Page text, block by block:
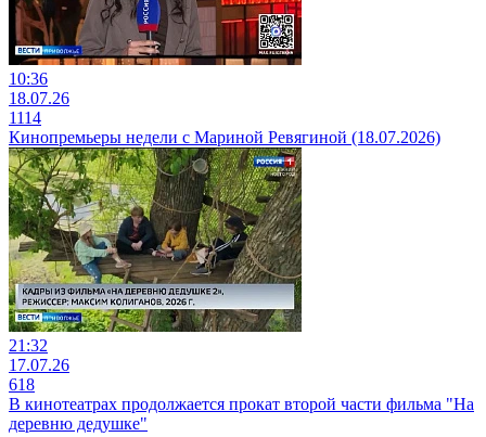
10:36
18.07.26
1114
Кинопремьеры недели с Мариной Ревягиной (18.07.2026)
21:32
17.07.26
618
В кинотеатрах продолжается прокат второй части фильма "На
деревню дедушке"